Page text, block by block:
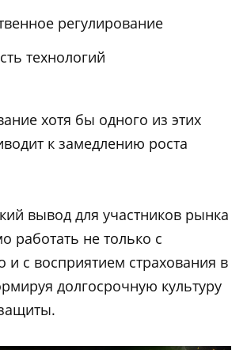
регулирование
технологий
хотя бы одного из этих
к замедлению роста
вывод для участников рынка
работать не только с
и с восприятием страхования в
долгосрочную культуру